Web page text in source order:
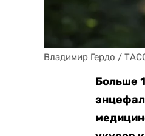
Владимир Гердо /
Больше